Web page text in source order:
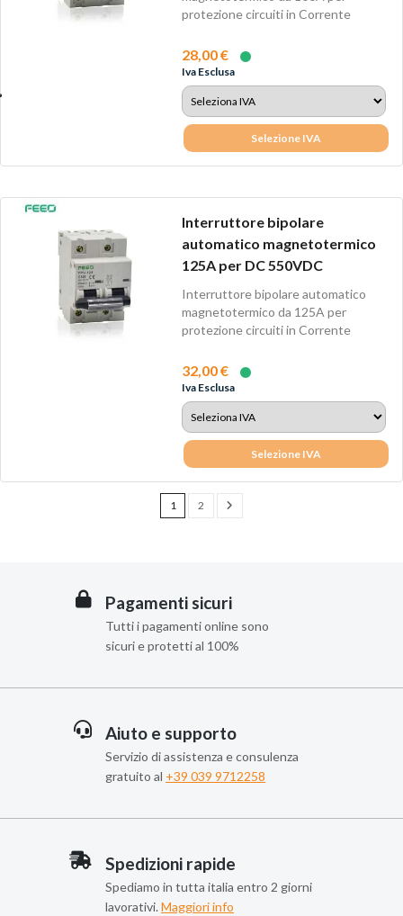
protezione circuiti in Corrente
28,00 €
Iva Esclusa
Selezione IVA
Interruttore bipolare
automatico magnetotermico
125A per DC 550VDC
Interruttore bipolare automatico
magnetotermico da 125A per
protezione circuiti in Corrente
32,00 €
Iva Esclusa
Selezione IVA
1 2
Pagamenti sicuri
Tutti i pagamenti online sono
sicuri e protetti al 100%
Aiuto e supporto
Servizio di assistenza e consulenza
gratuito al +39 039 9712258
Spedizioni rapide
Spediamo in tutta italia entro 2 giorni
lavorativi.Maggiori info